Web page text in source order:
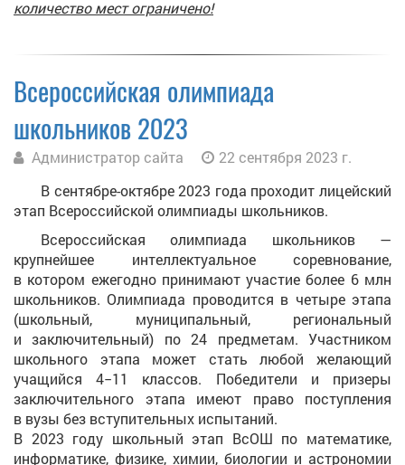
количество мест ограничено!
Всероссийская олимпиада
школьников 2023
Администратор сайта
22 сентября 2023 г.
В сентябре-октябре 2023 года проходит лицейский
этап Всероссийской олимпиады школьников.
Всероссийская олимпиада школьников —
крупнейшее интеллектуальное соревнование,
в котором ежегодно принимают участие более 6 млн
школьников. Олимпиада проводится в четыре этапа
(школьный, муниципальный, региональный
и заключительный) по 24 предметам. Участником
школьного этапа может стать любой желающий
учащийся 4−11 классов. Победители и призеры
заключительного этапа имеют право поступления
в вузы без вступительных испытаний.
В 2023 году школьный этап ВсОШ по математике,
информатике, физике, химии, биологии и астрономии